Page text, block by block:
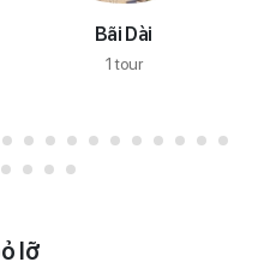
Bãi Dài
1 tour
lỡ